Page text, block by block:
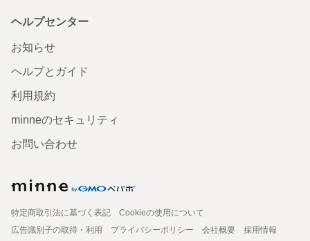
ヘルプセンター
お知らせ
ヘルプとガイド
利用規約
minneのセキュリティ
お問い合わせ
特定商取引法に基づく表記
Cookieの使用について
広告識別子の取得・利用
プライバシーポリシー 会社概要
採用情報